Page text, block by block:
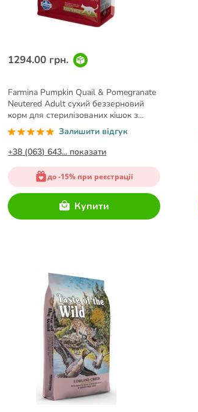
1294.00 грн.
Farmina Pumpkin Quail & Pomegranate
Neutered Adult сухий беззерновий
корм для стерилізованих кішок з
перепілкою та гарбузом 1,5 кг
Залишити відгук
+38 (063) 643... показати
до -15% при реєстрації
Купити